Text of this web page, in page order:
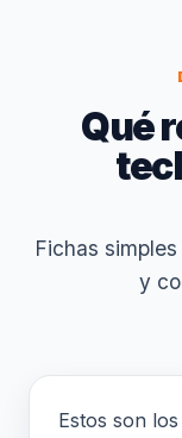
Qué
Fichas
y
Estos son